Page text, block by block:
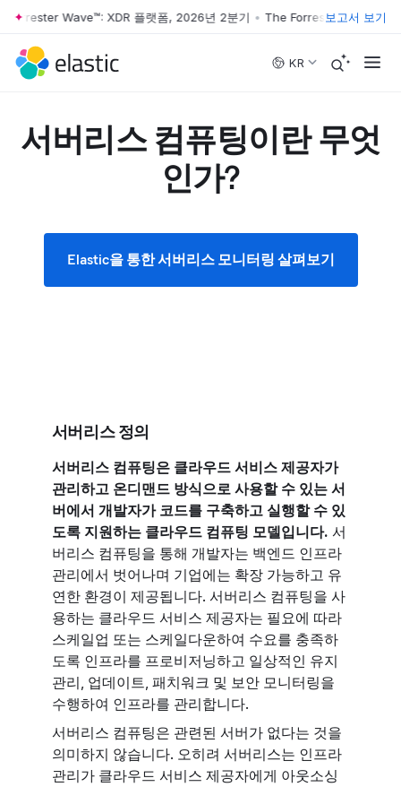
Skip to main content
Wave™: XDR 플랫폼, 2026년 2분기 • The Forrester Wave™: XDR
보고서 보기
KR
서버리스 컴퓨팅이란 무엇
인가?
Elastic을 통한 서버리스 모니터링 살펴보기
서버리스 정의
서버리스 컴퓨팅은 클라우드 서비스 제공자가
관리하고 온디맨드 방식으로 사용할 수 있는 서
버에서 개발자가 코드를 구축하고 실행할 수 있
도록 지원하는 클라우드 컴퓨팅 모델입니다. 서
버리스 컴퓨팅을 통해 개발자는 백엔드 인프라
관리에서 벗어나며 기업에는 확장 가능하고 유
연한 환경이 제공됩니다. 서버리스 컴퓨팅을 사
용하는 클라우드 서비스 제공자는 필요에 따라
스케일업 또는 스케일다운하여 수요를 충족하
도록 인프라를 프로비저닝하고 일상적인 유지
관리, 업데이트, 패치워크 및 보안 모니터링을
수행하여 인프라를 관리합니다.
서버리스 컴퓨팅은 관련된 서버가 없다는 것을
의미하지 않습니다. 오히려 서버리스는 인프라
관리가 클라우드 서비스 제공자에게 아웃소싱